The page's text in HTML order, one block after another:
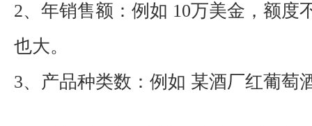
2、年销售额：例如 10万美金，额度
也大。
3、产品种类数：例如 某酒厂红葡萄